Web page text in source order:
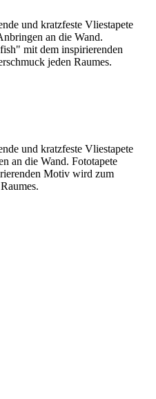
und kratzfeste Vliestapete
an die Wand.
mit dem inspirierenden
jeden Raumes.
und kratzfeste Vliestapete
an die Wand. Fototapete
Motiv wird zum